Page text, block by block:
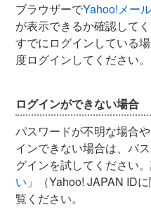
ブラウザーでYahoo!メール
が表示できるか確認してく
すでにログインしている
度ログインしてください。
ログインができない場合
パスワードが不明な場合
インできない場合は、パ
グインを試してください
い 」（Yahoo! JAPAN ID
覧ください。